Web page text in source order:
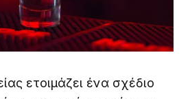
ετοιμάζει ένα σχέδιο